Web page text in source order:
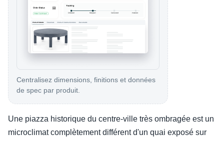
Centralisez dimensions, finitions et données
de spec par produit.
Une piazza historique du centre-ville très ombragée est un
microclimat complètement différent d'un quai exposé sur